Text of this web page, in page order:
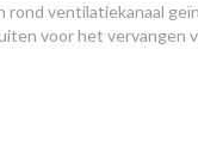
rond ventilatiekanaal
voor het vervangen